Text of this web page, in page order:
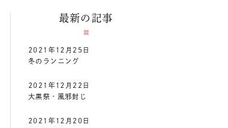
最新の記事
2021年12月25日
冬のランニング
2021年12月22日
大黒祭・風邪封じ
2021年12月20日